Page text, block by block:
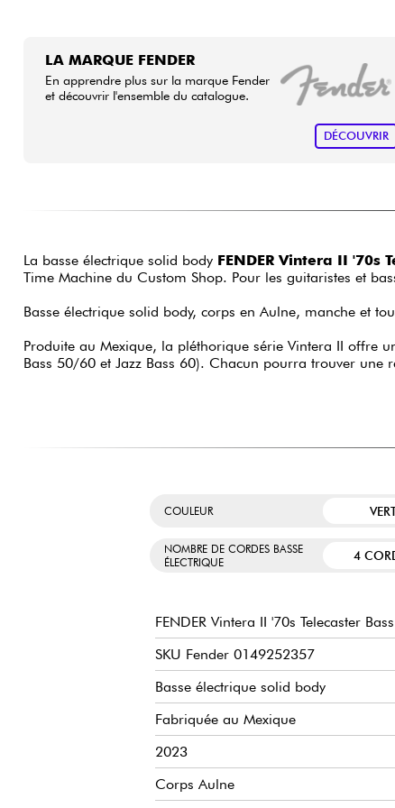
LA MARQUE FENDER
En apprendre plus sur la marque Fender
et découvrir l'ensemble du catalogue.
DÉCOUVRIR
La basse électrique solid body FENDER Vintera II '70s
Time Machine du Custom Shop. Pour les guitaristes et
Basse électrique solid body, corps en Aulne, manche et
Produite au Mexique, la pléthorique série Vintera II offre
Bass 50/60 et Jazz Bass 60). Chacun pourra trouver une
COULEUR
NOMBRE DE CORDES BASSE
ÉLECTRIQUE
4
FENDER Vintera II '70s Telecaster Bass
SKU Fender 0149252357
Basse électrique solid body
Fabriquée au Mexique
2023
Corps Aulne